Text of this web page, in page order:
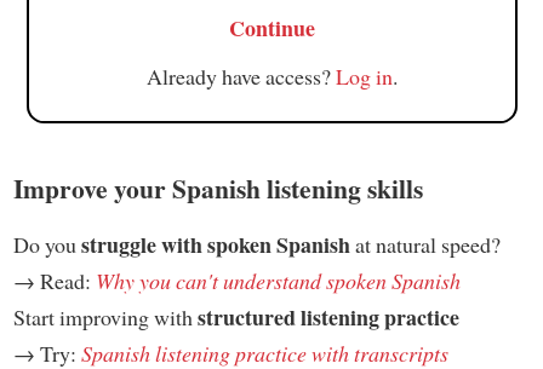
Continue
Already have access?Log in.
Improve your Spanish listening skills
Do you struggle with spoken Spanishat natural speed?
→ Read: Why you can't understand spoken Spanish
Start improving with structured listening practice
→ Try: Spanish listening practice with transcripts